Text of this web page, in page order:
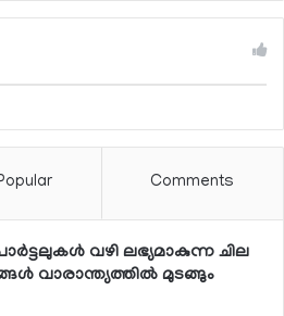
Comments
വഴി ലഭ്യമാകുന്ന ചില
വാരാന്ത്യത്തില്‍ മുടങ്ങും